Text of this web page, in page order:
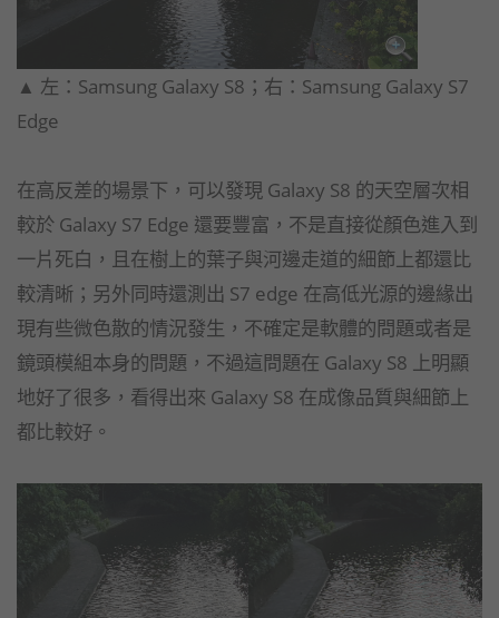
​▲ 左：Samsung Galaxy S8；右：Samsung Galaxy S7
Edge
在高反差的場景下，可以發現 Galaxy S8 的天空層次相
較於 Galaxy S7 Edge 還要豐富，不是直接從顏色進入到
一片死白，且在樹上的葉子與河邊走道的細節上都還比
較清晰；另外同時還測出 S7 edge 在高低光源的邊緣出
現有些微色散的情況發生，不確定是軟體的問題或者是
鏡頭模組本身的問題，不過這問題在 Galaxy S8 上明顯
地好了很多，看得出來 Galaxy S8​ 在成像品質與細節上
都比較好。